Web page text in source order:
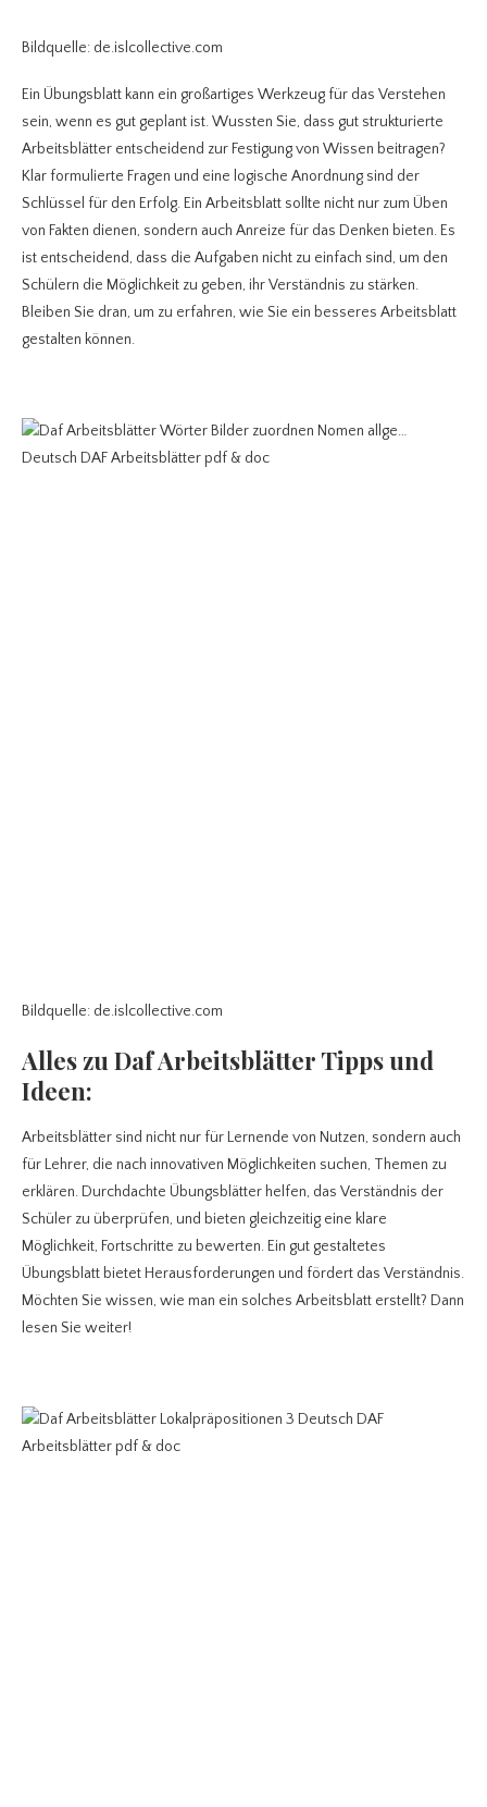
Bildquelle: de.islcollective.com
Ein Übungsblatt kann ein großartiges Werkzeug für das Verstehen
sein, wenn es gut geplant ist. Wussten Sie, dass gut strukturierte
Arbeitsblätter entscheidend zur Festigung von Wissen beitragen?
Klar formulierte Fragen und eine logische Anordnung sind der
Schlüssel für den Erfolg. Ein Arbeitsblatt sollte nicht nur zum Üben
von Fakten dienen, sondern auch Anreize für das Denken bieten. Es
ist entscheidend, dass die Aufgaben nicht zu einfach sind, um den
Schülern die Möglichkeit zu geben, ihr Verständnis zu stärken.
Bleiben Sie dran, um zu erfahren, wie Sie ein besseres Arbeitsblatt
gestalten können.
Bildquelle: de.islcollective.com
Alles zu Daf Arbeitsblätter Tipps und
Ideen:
Arbeitsblätter sind nicht nur für Lernende von Nutzen, sondern auch
für Lehrer, die nach innovativen Möglichkeiten suchen, Themen zu
erklären. Durchdachte Übungsblätter helfen, das Verständnis der
Schüler zu überprüfen, und bieten gleichzeitig eine klare
Möglichkeit, Fortschritte zu bewerten. Ein gut gestaltetes
Übungsblatt bietet Herausforderungen und fördert das Verständnis.
Möchten Sie wissen, wie man ein solches Arbeitsblatt erstellt? Dann
lesen Sie weiter!